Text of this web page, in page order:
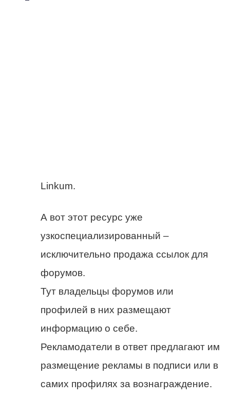
Linkum.
А вот этот ресурс уже
узкоспециализированный –
исключительно продажа ссылок для
форумов.
Тут владельцы форумов или
профилей в них размещают
информацию о себе.
Рекламодатели в ответ предлагают им
размещение рекламы в подписи или в
самих профилях за вознаграждение.